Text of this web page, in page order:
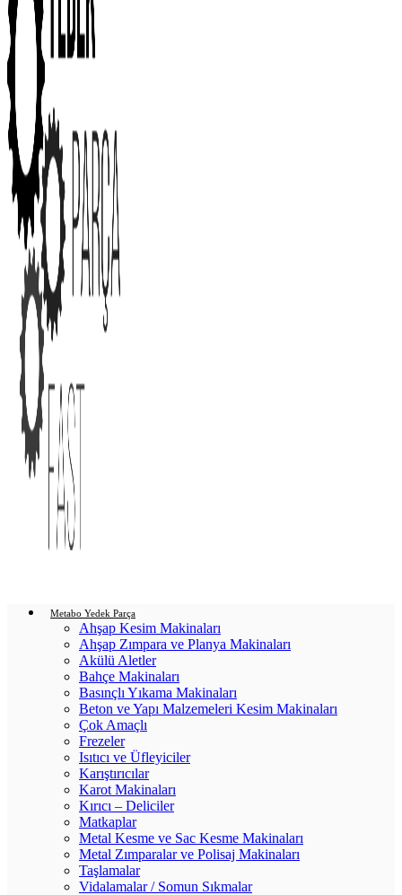
Metabo Yedek Parça
Ahşap Kesim Makinaları
Ahşap Zımpara ve Planya Makinaları
Akülü Aletler
Bahçe Makinaları
Basınçlı Yıkama Makinaları
Beton ve Yapı Malzemeleri Kesim Makinaları
Çok Amaçlı
Frezeler
Isıtıcı ve Üfleyiciler
Karıştırıcılar
Karot Makinaları
Kırıcı – Deliciler
Matkaplar
Metal Kesme ve Sac Kesme Makinaları
Metal Zımparalar ve Polisaj Makinaları
Taşlamalar
Vidalamalar / Somun Sıkmalar